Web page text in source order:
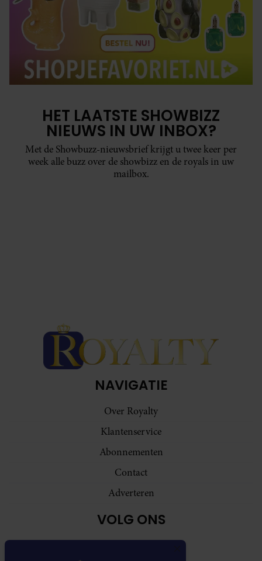
HET LAATSTE SHOWBIZZ
NIEUWS IN UW INBOX?
Met de Showbuzz-nieuwsbrief krijgt u twee keer per
week alle buzz over de showbizz en de royals in uw
mailbox.
NAVIGATIE
Over Royalty
Klantenservice
Abonnementen
Contact
Adverteren
VOLG ONS